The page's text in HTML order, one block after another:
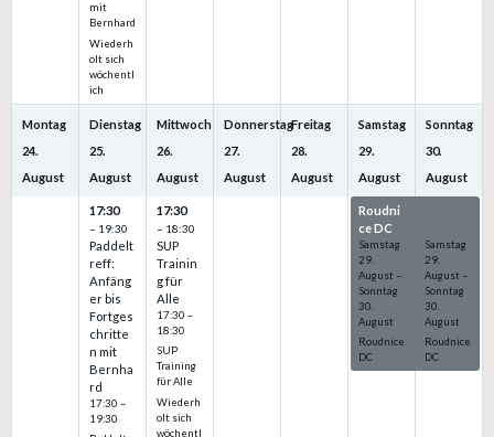
mit
Bernhard
Wiederh
olt sich
wöchentl
ich
Montag
24.
August
Dienstag
25.
August
17:30
– 19:30
Paddelt
reff:
Anfäng
er bis
Fortges
chritte
n mit
Bernha
rd
17:30 –
19:30
Mittwoch
26.
August
17:30
– 18:30
SUP
Trainin
g für
Alle
17:30 –
18:30
SUP
Training
für Alle
Wiederh
olt sich
wöchentl
Donnerstag
27.
August
Freitag
28.
August
Samstag
29.
August
Roudni
ce DC
Samstag
29.
August–
Sonntag
30.
August
Roudnice
DC
Sonntag
30.
August
Samstag
29.
August–
Sonntag
30.
August
Roudnice
DC